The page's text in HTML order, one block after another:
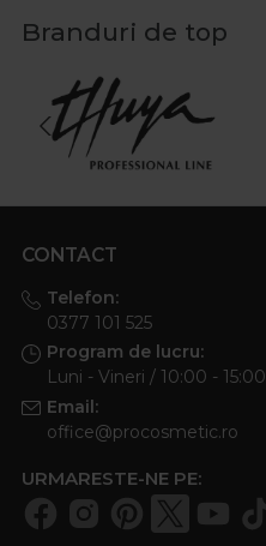
Branduri de top
CONTACT
Telefon:
0377 101 525
Program de lucru:
Luni - Vineri / 10:00 - 15:00
Email:
office@procosmetic.ro
URMARESTE-NE PE: